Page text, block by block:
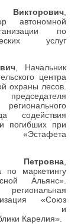
автономной
по
услуг
, Начальник
центра
охраны лесов.
содействия
погибших при
«Эстафета
Петровна
по маркетингу
Альянс».
«Союз
и
Карелия».